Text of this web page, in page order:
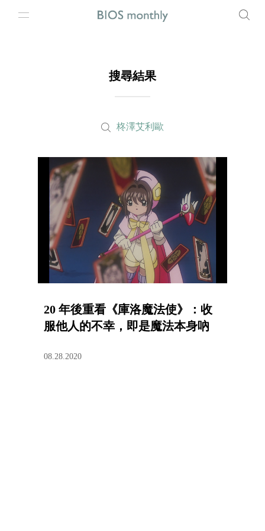
搜尋結果
柊澤艾利歐
20 年後重看《庫洛魔法使》：收
服他人的不幸，即是魔法本身吶
08.28.2020